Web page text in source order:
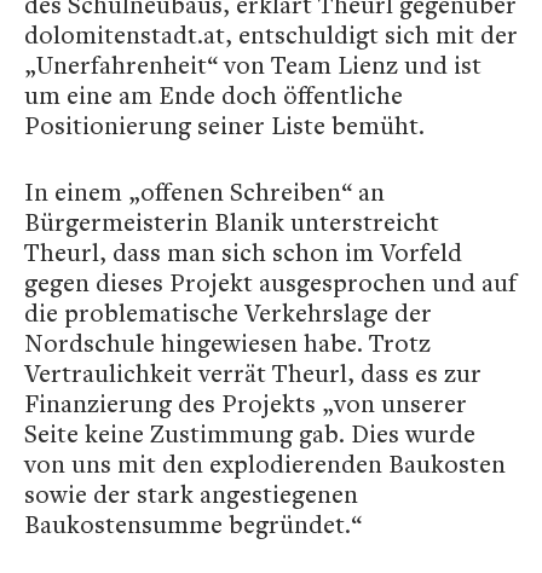
dolomitenstadt.at, entschuldigt sich mit der
„Unerfahrenheit“ von Team Lienz und ist
um eine am Ende doch öffentliche
Positionierung seiner Liste bemüht.
In einem „offenen Schreiben“ an
Bürgermeisterin Blanik unterstreicht
Theurl, dass man sich schon im Vorfeld
gegen dieses Projekt ausgesprochen und auf
die problematische Verkehrslage der
Nordschule hingewiesen habe. Trotz
Vertraulichkeit verrät Theurl, dass es zur
Finanzierung des Projekts „von unserer
Seite keine Zustimmung gab. Dies wurde
von uns mit den explodierenden Baukosten
sowie der stark angestiegenen
Baukostensumme begründet.“